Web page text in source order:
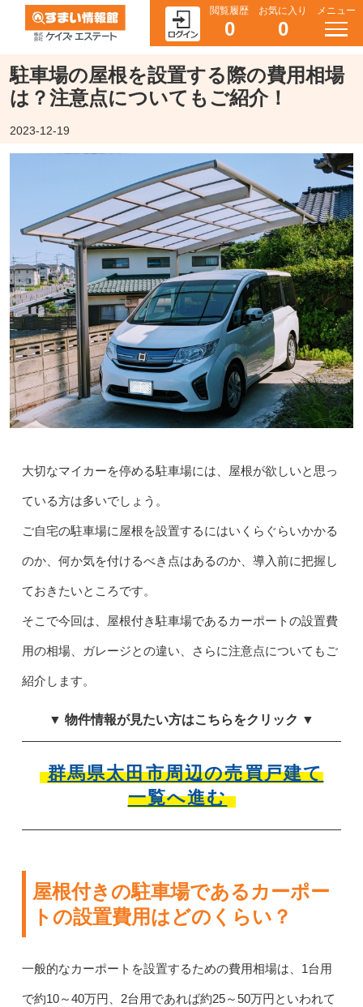
閲覧履歴
0
お気に入り
0
メニュー
駐車場の屋根を設置する際の費用相場
は？注意点についてもご紹介！
2023-12-19
大切なマイカーを停める駐車場には、屋根が欲しいと思っ
ている方は多いでしょう。
ご自宅の駐車場に屋根を設置するにはいくらぐらいかかる
のか、何か気を付けるべき点はあるのか、導入前に把握し
ておきたいところです。
そこで今回は、屋根付き駐車場であるカーポートの設置費
用の相場、ガレージとの違い、さらに注意点についてもご
紹介します。
▼ 物件情報が見たい方はこちらをクリック ▼
群馬県太田市周辺の売買戸建て
一覧へ進む
屋根付きの駐車場であるカーポー
トの設置費用はどのくらい？
一般的なカーポートを設置するための費用相場は、1台用
で約10～40万円、2台用であれば約25～50万円といわれて